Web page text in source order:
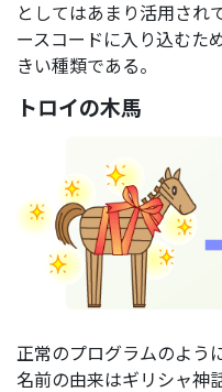
としてはあまり活用され
ースコードに入り込むた
きい種類である。
トロイの木馬
正常のプログラムのよう
名前の由来はギリシャ神